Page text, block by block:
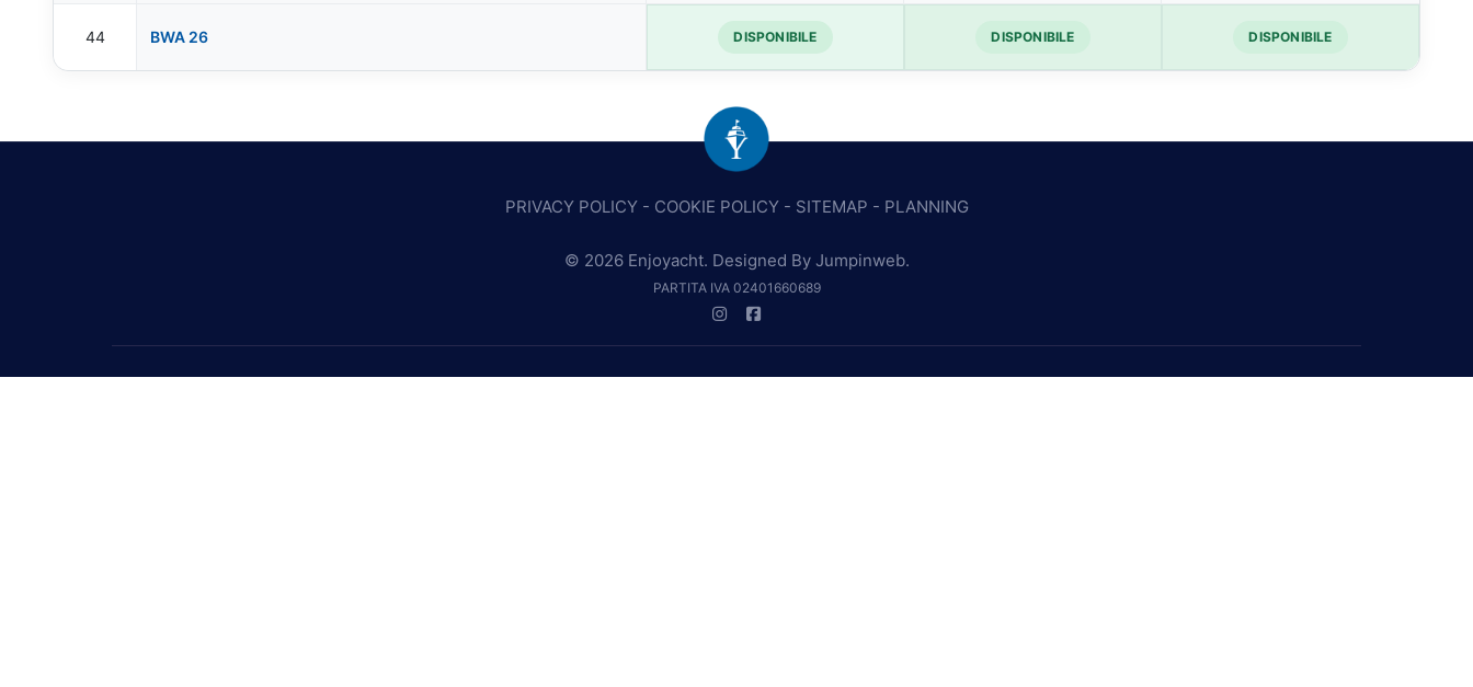
44 BWA 26 DISPONIBILE DISPONIBILE DISPONIBILE
PRIVACY POLICY- COOKIE POLICY- SITEMAP - PLANNING
© 2026 Enjoyacht. Designed By Jumpinweb.
PARTITA IVA 02401660689